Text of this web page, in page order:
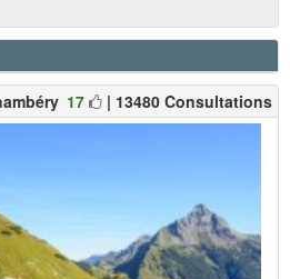
17 | 13480 Consultations